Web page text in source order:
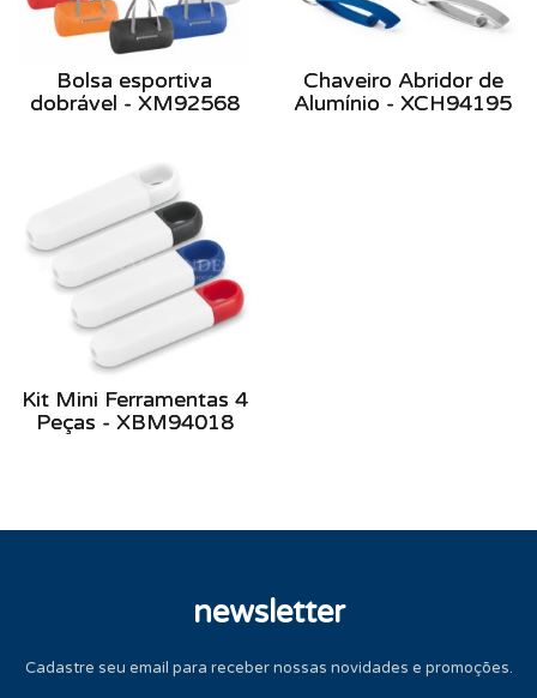
Bolsa esportiva
dobrável - XM92568
Chaveiro Abridor de
Alumínio - XCH94195
Kit Mini Ferramentas 4
Peças - XBM94018
newsletter
Cadastre seu email para receber nossas novidades e promoções.